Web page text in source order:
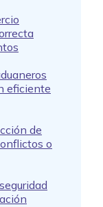
eficiente
de
o